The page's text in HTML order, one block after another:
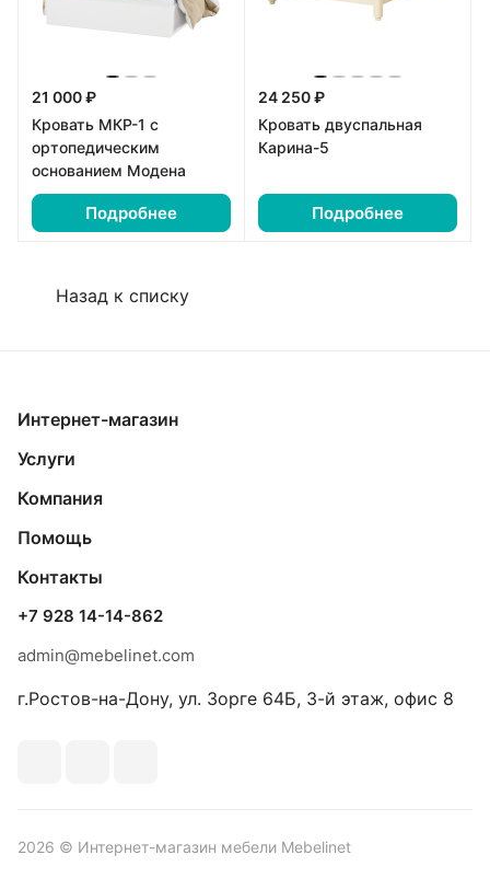
21 000 ₽
Кровать МКР-1 с
ортопедическим
основанием Модена
Подробнее
24 250 ₽
Кровать двуспальная
Карина-5
Подробнее
Назад к списку
Интернет-магазин
Услуги
Компания
Помощь
Контакты
+7 928 14-14-862
admin@mebelinet.com
г.Ростов-на-Дону, ул. Зорге 64Б, 3-й этаж, офис 8
2026 © Интернет-магазин мебели Mebelinet